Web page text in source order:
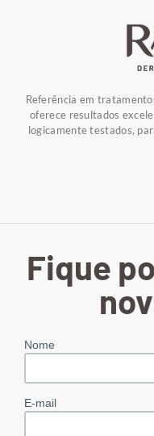
Referência em
oferece resultados
logicamente testados,
Fique
Nome
E-mail